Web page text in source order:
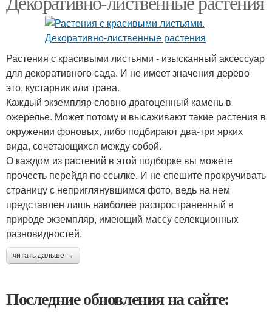
Растения с красивыми листьями - изысканный аксессуар
для декоративного сада. И не имеет значения дерево
это, кустарник или трава.
Каждый экземпляр словно драгоценный камень в
ожерелье. Может потому и высаживают такие растения в
окружении фоновых, либо подбирают два-три ярких
вида, сочетающихся между собой.
О каждом из растений в этой подборке вы можете
прочесть перейдя по ссылке. И не спешите прокручивать
страницу с неприглянувшимся фото, ведь на нем
представлен лишь наиболее распространенный в
природе экземпляр, имеющий массу селекционных
разновидностей.
читать дальше →
Последние обновления на сайте: